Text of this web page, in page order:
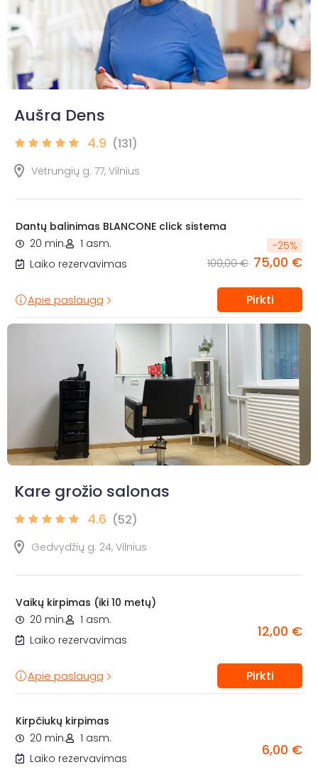
Aušra Dens
4.9 (131)
Vėtrungių g. 77, Vilnius
Dantų balinimas BLANCONE click sistema
20 min.
1 asm.
Laiko rezervavimas
-25%
100,00 € 75,00 €
Apie paslaugą Pirkti
Kare grožio salonas
4.6 (52)
Gedvydžių g. 24, Vilnius
Vaikų kirpimas (iki 10 metų)
20 min.
1 asm.
Laiko rezervavimas
12,00 €
Apie paslaugą Pirkti
Kirpčiukų kirpimas
20 min.
1 asm.
Laiko rezervavimas
6,00 €